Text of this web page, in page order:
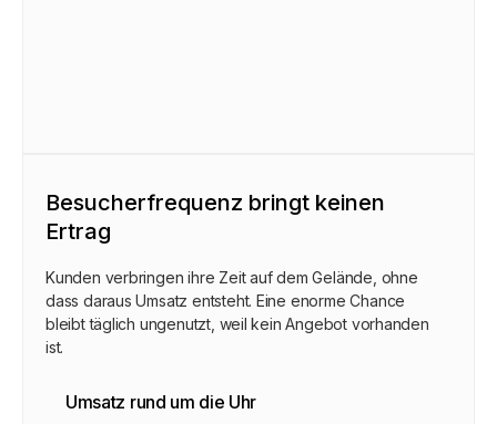
Besucherfrequenz bringt keinen
Ertrag
Kunden verbringen ihre Zeit auf dem Gelände, ohne
dass daraus Umsatz entsteht. Eine enorme Chance
bleibt täglich ungenutzt, weil kein Angebot vorhanden
ist.
Umsatz rund um die Uhr